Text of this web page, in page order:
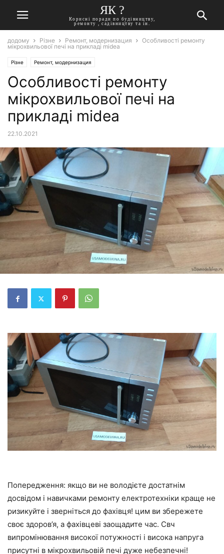
ЯК ?
Корисні поради по будівництву,
ремонту , садівництву та ін.
додому Різне Ремонт, модернизация
Особливості ремонту
мікрохвильової печі на прикладі midea
Різне Ремонт, модернизация
Особливості ремонту
мікрохвильової печі на
прикладі midea
22.10.2021
Попередження: якщо ви не володієте достатнім
досвідом і навичками ремонту електротехніки краще не
ризикуйте і зверніться до фахівця! цим ви збережете
своє здоров’я, а фахівцеві заощадите час. Свч
випромінювання високої потужності і висока напруга
присутні в мікрохвильовій печі дуже небезпечні!